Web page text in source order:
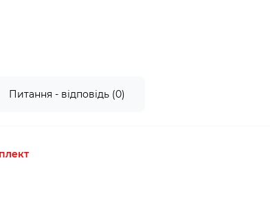
Питання - відповідь (0)